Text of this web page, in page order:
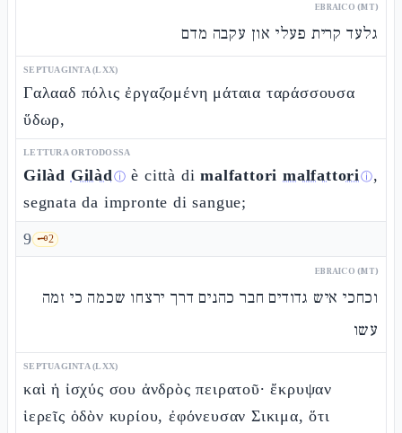
EBRAICO (MT)
גלעד קרית פעלי און עקבה מדם
SEPTUAGINTA (LXX)
Γαλααδ πόλις ἐργαζομένη μάταια ταράσσουσα
ὕδωρ,
LETTURA ORTODOSSA
Gilàd Gilàdⓘ è città dimalfattori malfattoriⓘ,
segnata da impronte di sangue;
9 🗝️2
EBRAICO (MT)
וכחכי איש גדודים חבר כהנים דרך ירצחו שכמה כי זמה
עשו
SEPTUAGINTA (LXX)
καὶ ἡ ἰσχύς σου ἀνδρὸς πειρατοῦ· ἔκρυψαν
ἱερεῖς ὁδὸν κυρίου, ἐφόνευσαν Σικιμα, ὅτι